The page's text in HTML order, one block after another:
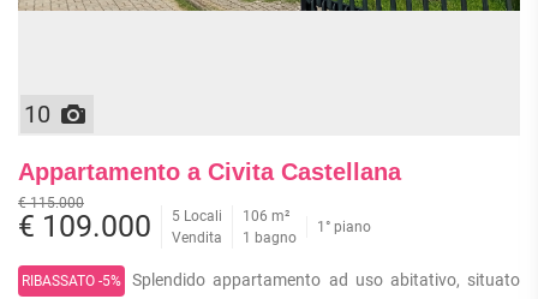
10
Appartamento a Civita Castellana
€ 115.000
€ 109.000
5 Locali
Vendita
106 m²
1 bagno
1° piano
RIBASSATO -5%
Splendido appartamento ad uso abitativo, situato